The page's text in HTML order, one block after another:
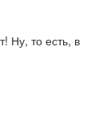
Ну, то есть, в